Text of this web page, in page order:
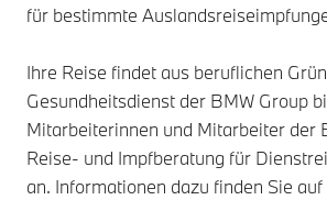
für bestimmte
Ihre Reise findet aus beruflichen
Gesundheitsdienst der BMW Group
Mitarbeiterinnen und Mitarbeiter der
Reise- und Impfberatung für
an. Informationen dazu finden Sie